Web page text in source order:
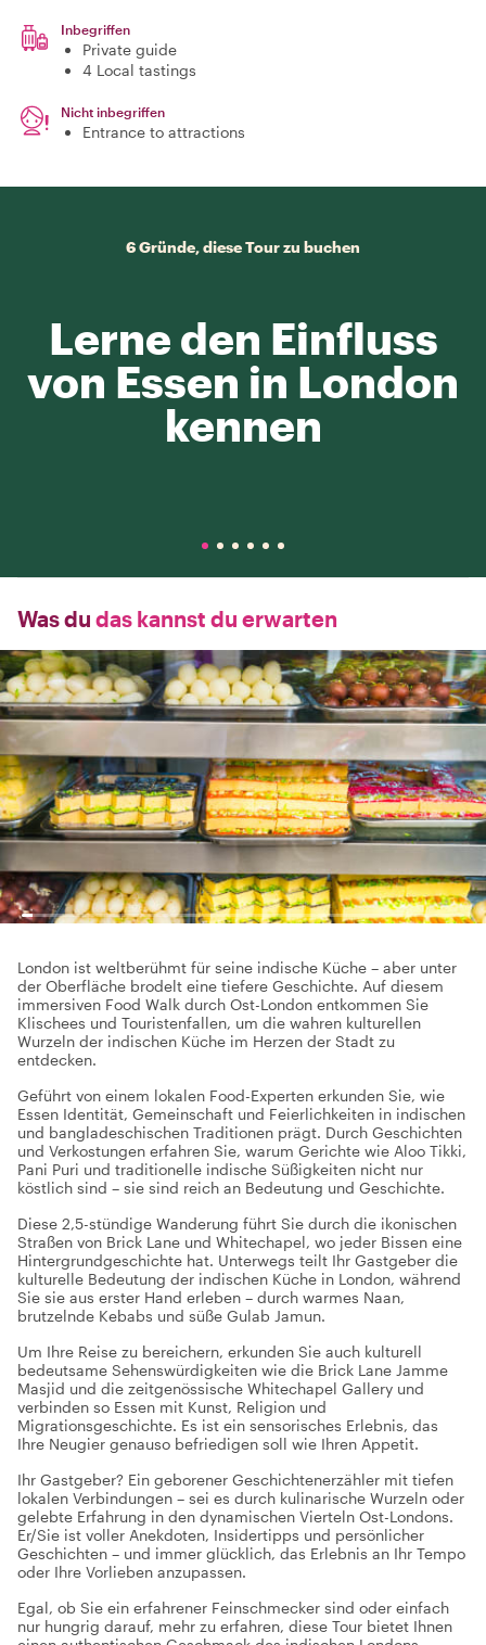
Inbegriffen
Private guide
4 Local tastings
Nicht inbegriffen
Entrance to attractions
6 Gründe, diese Tour zu buchen
Lerne den Einfluss
von Essen in London
kennen
Was du das kannst du erwarten
London ist weltberühmt für seine indische Küche – aber unter
der Oberfläche brodelt eine tiefere Geschichte. Auf diesem
immersiven Food Walk durch Ost-London entkommen Sie
Klischees und Touristenfallen, um die wahren kulturellen
Wurzeln der indischen Küche im Herzen der Stadt zu
entdecken.
Geführt von einem lokalen Food-Experten erkunden Sie, wie
Essen Identität, Gemeinschaft und Feierlichkeiten in indischen
und bangladeschischen Traditionen prägt. Durch Geschichten
und Verkostungen erfahren Sie, warum Gerichte wie Aloo Tikki,
Pani Puri und traditionelle indische Süßigkeiten nicht nur
köstlich sind – sie sind reich an Bedeutung und Geschichte.
Diese 2,5-stündige Wanderung führt Sie durch die ikonischen
Straßen von Brick Lane und Whitechapel, wo jeder Bissen eine
Hintergrundgeschichte hat. Unterwegs teilt Ihr Gastgeber die
kulturelle Bedeutung der indischen Küche in London, während
Sie sie aus erster Hand erleben – durch warmes Naan,
brutzelnde Kebabs und süße Gulab Jamun.
Um Ihre Reise zu bereichern, erkunden Sie auch kulturell
bedeutsame Sehenswürdigkeiten wie die Brick Lane Jamme
Masjid und die zeitgenössische Whitechapel Gallery und
verbinden so Essen mit Kunst, Religion und
Migrationsgeschichte. Es ist ein sensorisches Erlebnis, das
Ihre Neugier genauso befriedigen soll wie Ihren Appetit.
Ihr Gastgeber? Ein geborener Geschichtenerzähler mit tiefen
lokalen Verbindungen – sei es durch kulinarische Wurzeln oder
gelebte Erfahrung in den dynamischen Vierteln Ost-Londons.
Er/Sie ist voller Anekdoten, Insidertipps und persönlicher
Geschichten – und immer glücklich, das Erlebnis an Ihr Tempo
oder Ihre Vorlieben anzupassen.
Egal, ob Sie ein erfahrener Feinschmecker sind oder einfach
nur hungrig darauf, mehr zu erfahren, diese Tour bietet Ihnen